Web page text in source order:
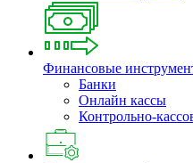
Финансовые
Банки
Онлайн кассы
Контрольно-